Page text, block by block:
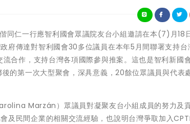
仁一行應智利國會眾議院友台小組邀請在本(7)月18
府傳達對智利國會30多位議員在本年5月間聯署支持台
合作，支持台灣各項國際參與推案。這也是智利新國
的第一次大型聚會，深具意義，20餘位眾議員與代表
Marzán）眾議員對凝聚友台小組成員的努力及
及民間企業的相關交流經驗，也說明台灣爭取加入